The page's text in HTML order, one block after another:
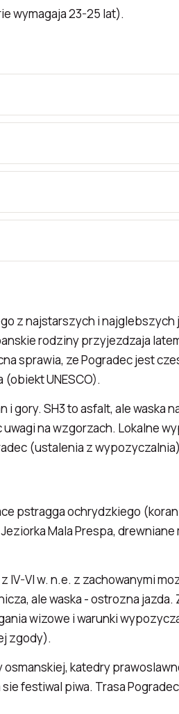
wymagaja 23-25 lat).
z najstarszych i najglebszych
rodziny przyjezdzaja
sprawia, ze Pogradec jest
UNESCO).
gory. SH3 to asfalt, ale waska
na wzgorzach. Lokalne
(ustalenia z
pstragga ochrydzkiego
Mala Prespa,
VI w. n.e. z zachowanymi
ale waska - ostrozna jazda.
wizowe i warunki
zgody).
katedry
festiwal piwa. Trasa